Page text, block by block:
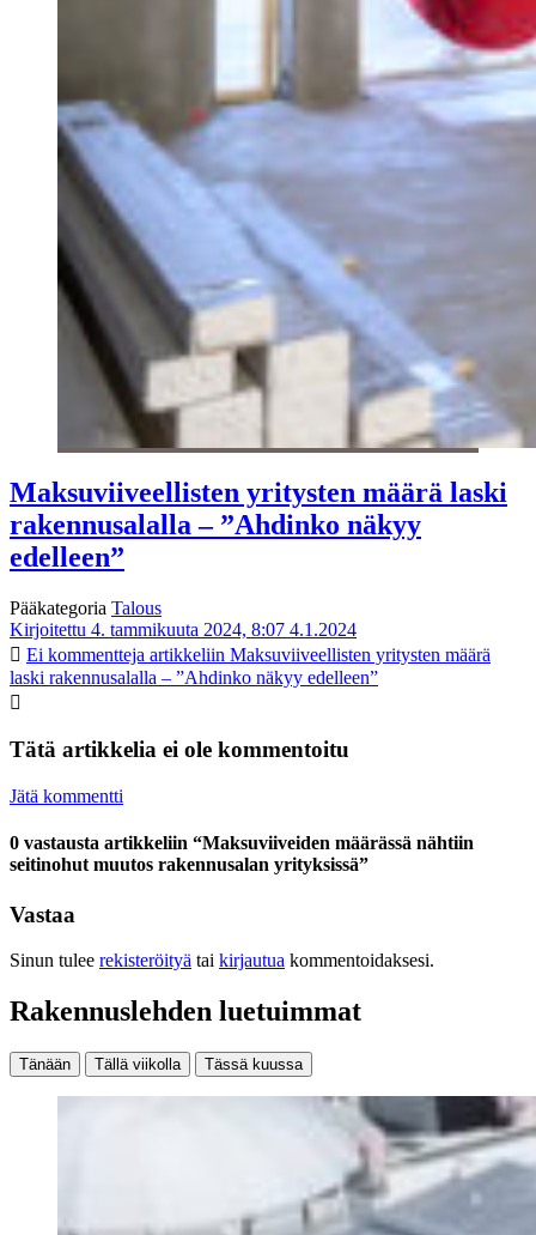
Maksuviiveellisten yritysten määrä laski
rakennusalalla – ”Ahdinko näkyy
edelleen”
Pääkategoria Talous
Kirjoitettu 4. tammikuuta 2024, 8:07 4.1.2024
Ei kommentteja artikkeliin Maksuviiveellisten yritysten määrä
laski rakennusalalla – ”Ahdinko näkyy edelleen”
Tätä artikkelia ei ole kommentoitu
Jätä kommentti
0 vastausta artikkeliin “Maksuviiveiden määrässä nähtiin
seitinohut muutos rakennusalan yrityksissä”
Vastaa
Sinun tulee rekisteröityä tai kirjautua kommentoidaksesi.
Rakennuslehden luetuimmat
Tänään Tällä viikolla Tässä kuussa